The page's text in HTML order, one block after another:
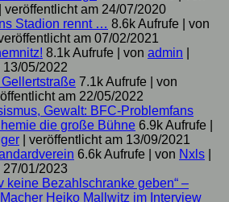
veröffentlicht am 24/07/2020
Stadion rennt … 8.6k Aufrufe
von
am 07/02/2021
8.1k Aufrufe von admin
05/2022
7.1k Aufrufe
von
am 22/05/2022
Gewalt: BFC-Problemfans
die große Bühne 6.9k Aufrufe
veröffentlicht am 13/09/2021
6.6k Aufrufe von Nxls
27/01/2023
keine Bezahlschranke geben“ –
Heiko Mallwitz im Interview